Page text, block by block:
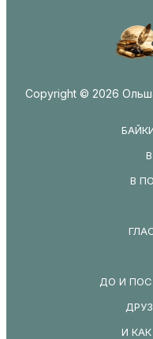
Copyright © 2026
В
ДО И
И